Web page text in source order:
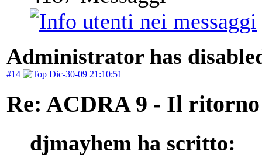
Administrator has
#14 Dic-30-09 21:10:51
Re: ACDRA 9 - Il
djmayhem ha scritto: